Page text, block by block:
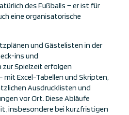
des Fußballs – er ist für
eine organisatorische
und Gästelisten in der
ins und
Spielzeit erfolgen
mit Excel-Tabellen und Skripten,
Ausdrucklisten und
vor Ort. Diese Abläufe
insbesondere bei kurzfristigen